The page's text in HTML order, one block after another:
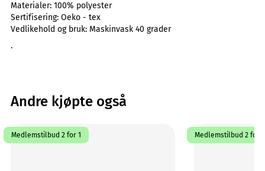
Materialer: 100% polyester
Sertifisering: Oeko - tex
Vedlikehold og bruk: Maskinvask 40 grader
.
Andre kjøpte også
Medlemstilbud 2 for 1 Medlemstilbud 2 for 1